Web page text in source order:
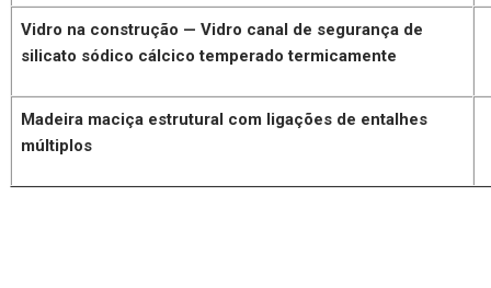
Vidro na construção — Vidro canal de segurança de
silicato sódico cálcico temperado termicamente
Madeira maciça estrutural com ligações de entalhes
múltiplos